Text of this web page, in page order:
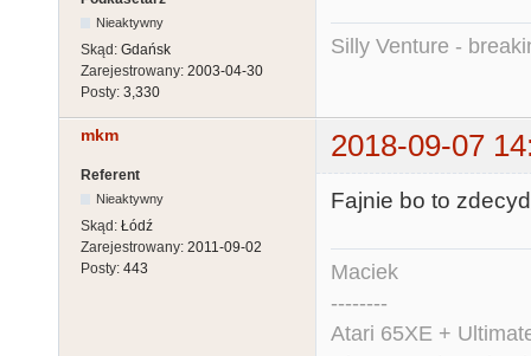
Nieaktywny
Skąd: Gdańsk
Zarejestrowany: 2003-04-30
Posty: 3,330
Silly Venture -
mkm 2018-09-07
Referent
Nieaktywny
Skąd: Łódź
Zarejestrowany: 2011-09-02
Posty: 443
Fajnie bo to
Maciek
--------
Atari 65XE +